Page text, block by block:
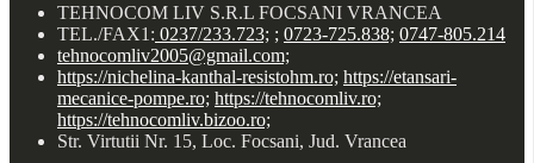
TEHNOCOM LIV S.R.L FOCSANI VRANCEA
TEL./FAX1: 0237/233.723; ; 0723-725.838; 0747-805.214
tehnocomliv2005@gmail.com;
https://nichelina-kanthal-resistohm.ro; https://etansari-
mecanice-pompe.ro; https://tehnocomliv.ro;
https://tehnocomliv.bizoo.ro;
Str. Virtutii Nr. 15, Loc. Focsani, Jud. Vrancea